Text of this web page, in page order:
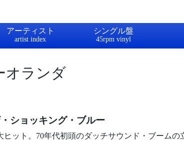
アーティスト シングル盤
オランダ
ショッキング・ブルー
ヒット。70年代初頭のダッチサウンド・ブームの